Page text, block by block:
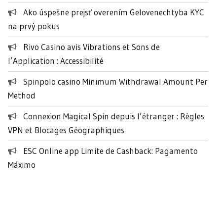
n
t
u
k
:
Ako úspešne prejsť overením Gelovenechtyba KYC
na prvý pokus
Rivo Casino avis Vibrations et Sons de
l’Application : Accessibilité
Spinpolo casino Minimum Withdrawal Amount Per
Method
Connexion Magical Spin depuis l’étranger : Règles
VPN et Blocages Géographiques
ESC Online app Limite de Cashback: Pagamento
Máximo